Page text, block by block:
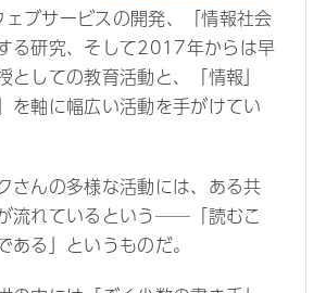
ェブサービスの開発、「情報社会
る研究、そして2017年からは早
としての教育活動と、「情報」
を軸に幅広い活動を手がけてい
さんの多様な活動には、ある共
流れているという──「読むこ
ある」というものだ。